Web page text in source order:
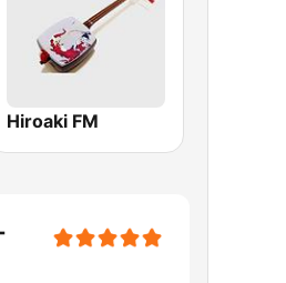
Hiroaki FM